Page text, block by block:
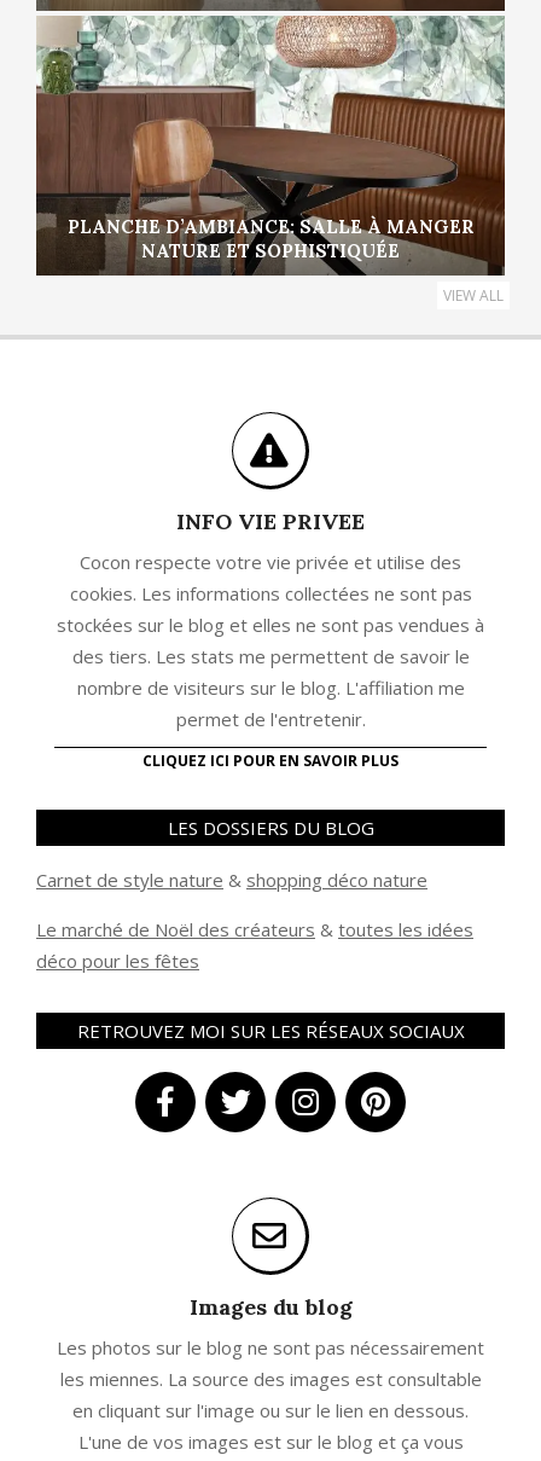
PLANCHE D’AMBIANCE: SALLE À MANGER
NATURE ET SOPHISTIQUÉE
VIEW ALL
INFO VIE PRIVEE
Cocon respecte votre vie privée et utilise des
cookies. Les informations collectées ne sont pas
stockées sur le blog et elles ne sont pas vendues à
des tiers. Les stats me permettent de savoir le
nombre de visiteurs sur le blog. L'affiliation me
permet de l'entretenir.
CLIQUEZ ICI POUR EN SAVOIR PLUS
LES DOSSIERS DU BLOG
Carnet de style nature & shopping déco nature
Le marché de Noël des créateurs & toutes les idées
déco pour les fêtes
RETROUVEZ MOI SUR LES RÉSEAUX SOCIAUX
Images du blog
Les photos sur le blog ne sont pas nécessairement
les miennes. La source des images est consultable
en cliquant sur l'image ou sur le lien en dessous.
L'une de vos images est sur le blog et ça vous